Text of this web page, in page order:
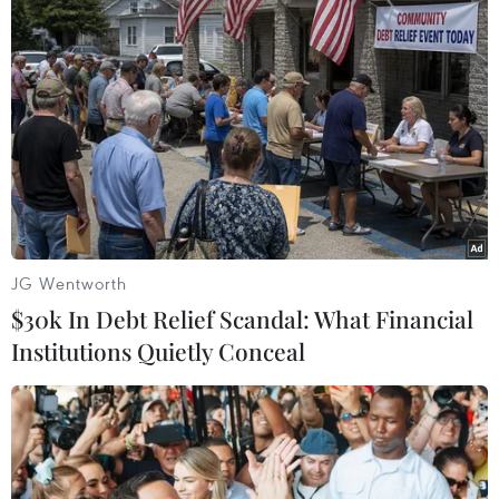
TIN LIÊN QUAN
Công an TP.HCM thông tin về việc tạm
giam bị can Nguyễn Phương Hằng
24/03/2022 13:27
JG Wentworth
$30k In Debt Relief Scandal: What Financial
Institutions Quietly Conceal